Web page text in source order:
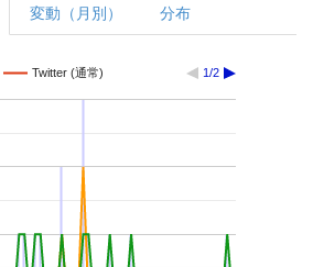
変動（月別） 分布
Twitter (通常) 1/2